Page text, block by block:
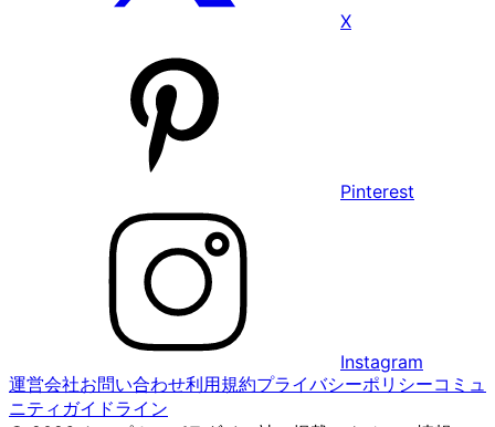
X
Pinterest
Instagram
運営会社お問い合わせ利用規約プライバシーポリシーコミュ
ニティガイドライン